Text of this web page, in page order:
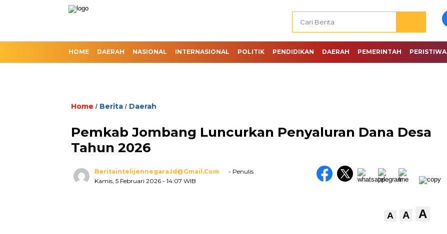
HOME DAERAH NASIONAL INTERNASIONAL POLITIK PENDIDIKAN DAERAH PEMERINTAH PERISTIWA
Home / Berita / Daerah
Pemkab Jombang Luncurkan Penyaluran Dana Desa
Tahun 2026
Beritaintelijennegara.id@gmail.com
- Penulis
Kamis, 5 Februari 2026 - 14:07 WIB
A A A